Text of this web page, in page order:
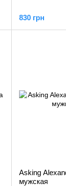
830 грн
Asking
мужская